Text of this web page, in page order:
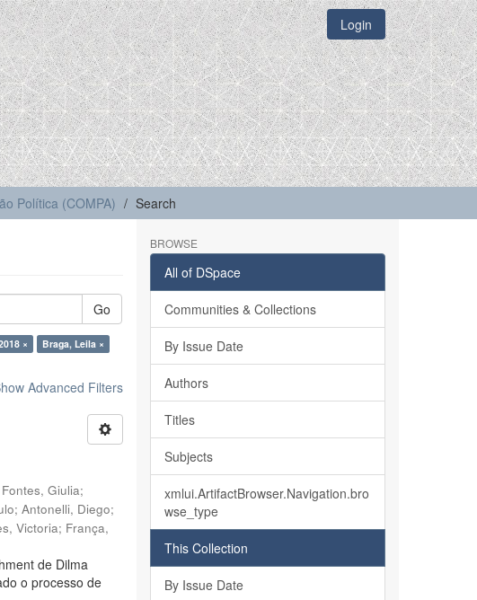
Login
Política (COMPA) Search
Go
×
Braga, Leila ×
Advanced Filters
Fontes, Giulia;
;Antonelli, Diego;
Victoria; França,
de Dilma
o processo de
BROWSE
All of DSpace
Communities & Collections
By Issue Date
Authors
Titles
Subjects
xmlui.ArtifactBrowser.Navigation.bro
wse_type
This Collection
By Issue Date